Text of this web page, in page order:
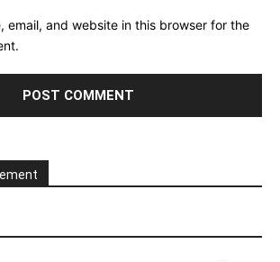
email, and website in this browser for the